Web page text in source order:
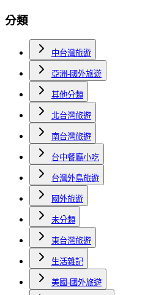
分類
中台灣旅遊
亞洲-國外旅遊
其他分類
北台灣旅遊
南台灣旅遊
台中餐廳小吃
台灣外島旅遊
國外旅遊
未分類
東台灣旅遊
生活雜記
美國-國外旅遊